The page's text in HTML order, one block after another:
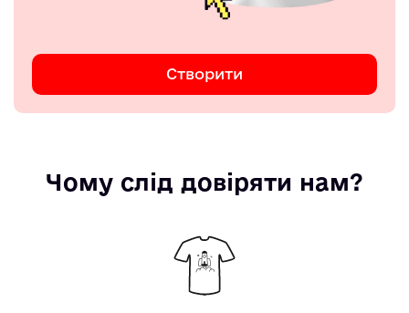
Створити
Чому слід довіряти нам?